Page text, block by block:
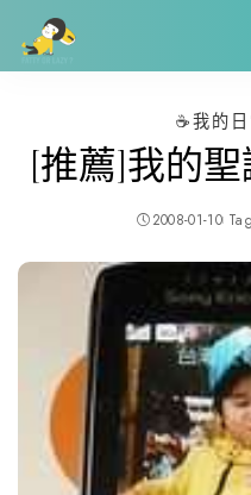
☕️我的
[推薦]我的聖
2008-01-10